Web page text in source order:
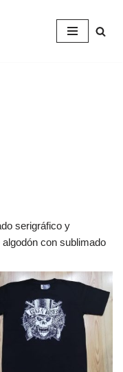
serigráfico y
con sublimado